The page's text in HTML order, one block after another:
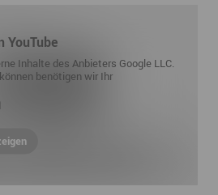
YouTube
Inhalte des Anbieters Google LLC.
benötigen wir Ihr